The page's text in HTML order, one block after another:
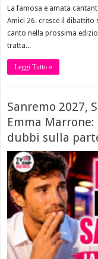
La famosa e amata
Amici 26. cresce il dibattito
canto nella prossima
tratta...
Leggi Tutto »
Sanremo 2027,
Emma
dubbi sulla